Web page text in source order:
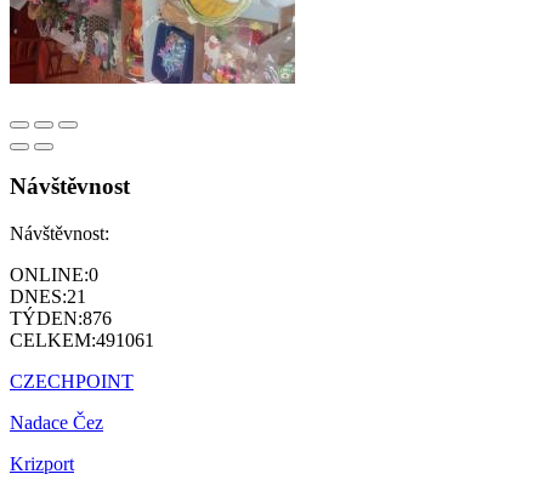
Návštěvnost
Návštěvnost:
ONLINE:0
DNES:21
TÝDEN:876
CELKEM:491061
CZECHPOINT
Nadace Čez
Krizport